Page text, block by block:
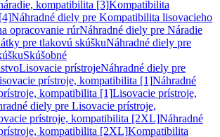
kompatibilita [3]Kompatibilita
Náhradné diely pre Kompatibilita lisovacieho
opracovanie rúrNáhradné diely pre Náradie
pre tlakovú skúškuNáhradné diely pre
Skúšobné
Lisovacie prístrojeNáhradné diely pre
prístroje, kompatibilita [1]Náhradné
kompatibilita [1]Lisovacie prístroje,
diely pre Lisovacie prístroje,
prístroje, kompatibilita [2XL]Náhradné
kompatibilita [2XL]Kompatibilita